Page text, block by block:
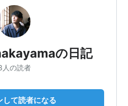
の日記
人の読者
して読者になる